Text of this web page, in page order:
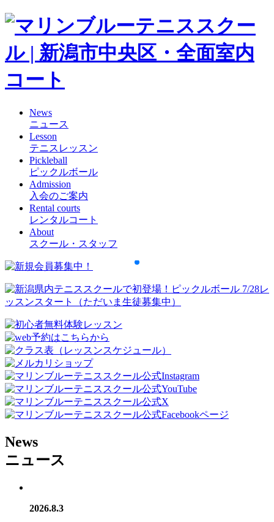
News
ニュース
Lesson
テニスレッスン
Pickleball
ピックルボール
Admission
入会のご案内
Rental courts
レンタルコート
About
スクール・スタッフ
News
ニュース
2026.8.3